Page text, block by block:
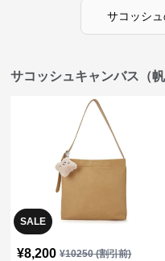
サコッシュ
サコッシュキャンバス（
SALE
¥8,200 ¥10250(割引前)